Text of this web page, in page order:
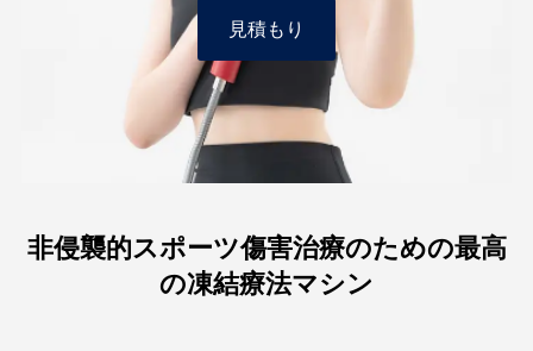
見積もり
非侵襲的スポーツ傷害治療のための最高
の凍結療法マシン